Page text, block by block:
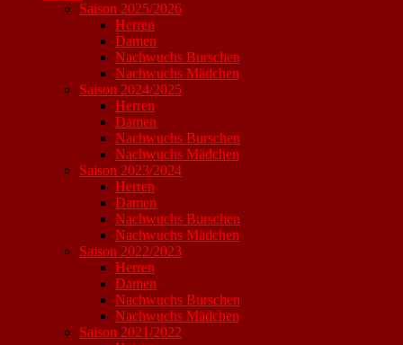
Saison 2025/2026
Herren
Damen
Nachwuchs Burschen
Nachwuchs Mädchen
Saison 2024/2025
Herren
Damen
Nachwuchs Burschen
Nachwuchs Mädchen
Saison 2023/2024
Herren
Damen
Nachwuchs Burschen
Nachwuchs Mädchen
Saison 2022/2023
Herren
Damen
Nachwuchs Burschen
Nachwuchs Mädchen
Saison 2021/2022